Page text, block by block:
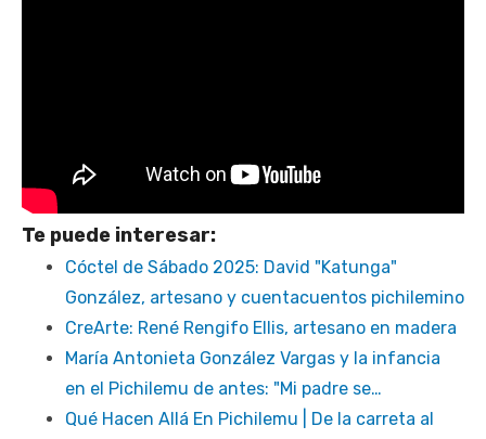
Te puede interesar:
Cóctel de Sábado 2025: David "Katunga"
González, artesano y cuentacuentos pichilemino
CreArte: René Rengifo Ellis, artesano en madera
María Antonieta González Vargas y la infancia
en el Pichilemu de antes: "Mi padre se…
Qué Hacen Allá En Pichilemu | De la carreta al